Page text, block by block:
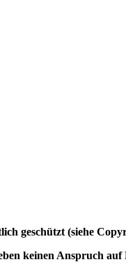
geschützt (siehe
keinen Anspruch